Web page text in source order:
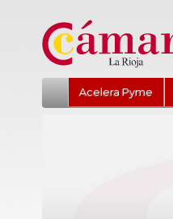
Acelera Pyme